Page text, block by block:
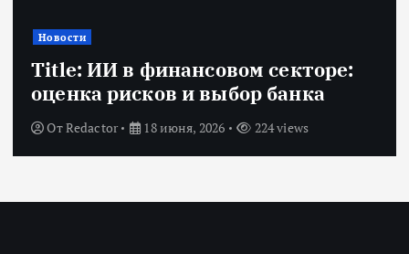
Новости
Title: ИИ в финансовом секторе:
оценка рисков и выбор банка
ОтRedactor 18 июня, 2026 224 views